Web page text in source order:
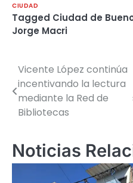
CIUDAD
Tagged Ciudad de
Jorge Macri
Navegación
de
entradas
Vicente López continúa
incentivando la lectura
mediante la Red de
Bibliotecas
Noticias